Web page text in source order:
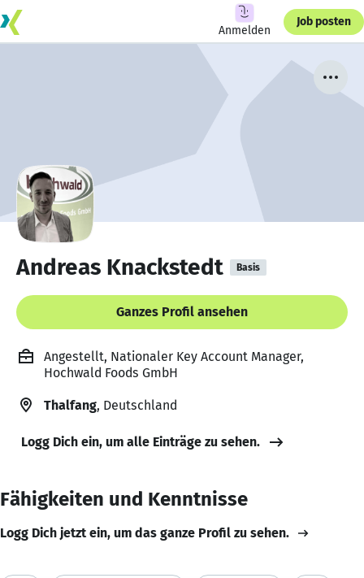
Anmelden
Job posten
Andreas Knackstedt Basis
Ganzes Profil ansehen
Angestellt, Nationaler Key Account Manager,
Hochwald Foods GmbH
Thalfang, Deutschland
Logg Dich ein, um alle Einträge zu sehen.
Fähigkeiten und Kenntnisse
Logg Dich jetzt ein, um das ganze Profil zu sehen.